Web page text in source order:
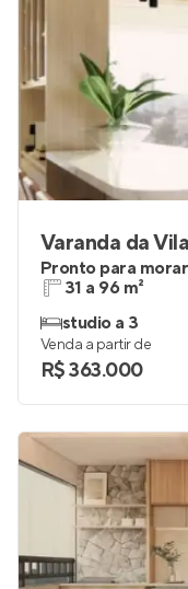
Varanda da Vila
Pronto para morar
31 a 96 m²
studio a 3
Venda a partir de
R$ 363.000